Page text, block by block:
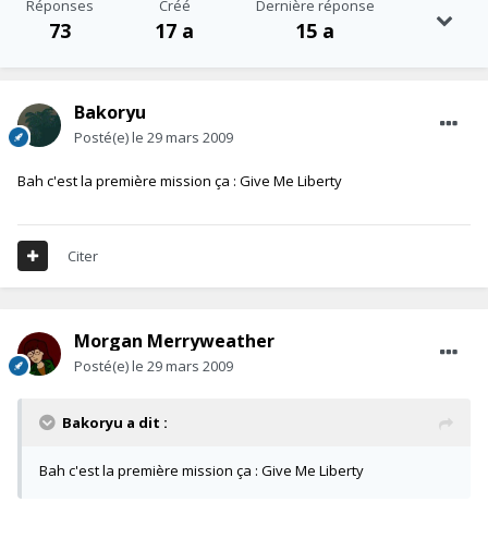
Réponses
73
Créé
17 a
Dernière réponse
15 a
Bakoryu
Posté(e)le 29 mars 2009
Bah c'est la première mission ça : Give Me Liberty
Citer
Morgan Merryweather
Posté(e)le 29 mars 2009
Bakoryu a dit :
Bah c'est la première mission ça : Give Me Liberty